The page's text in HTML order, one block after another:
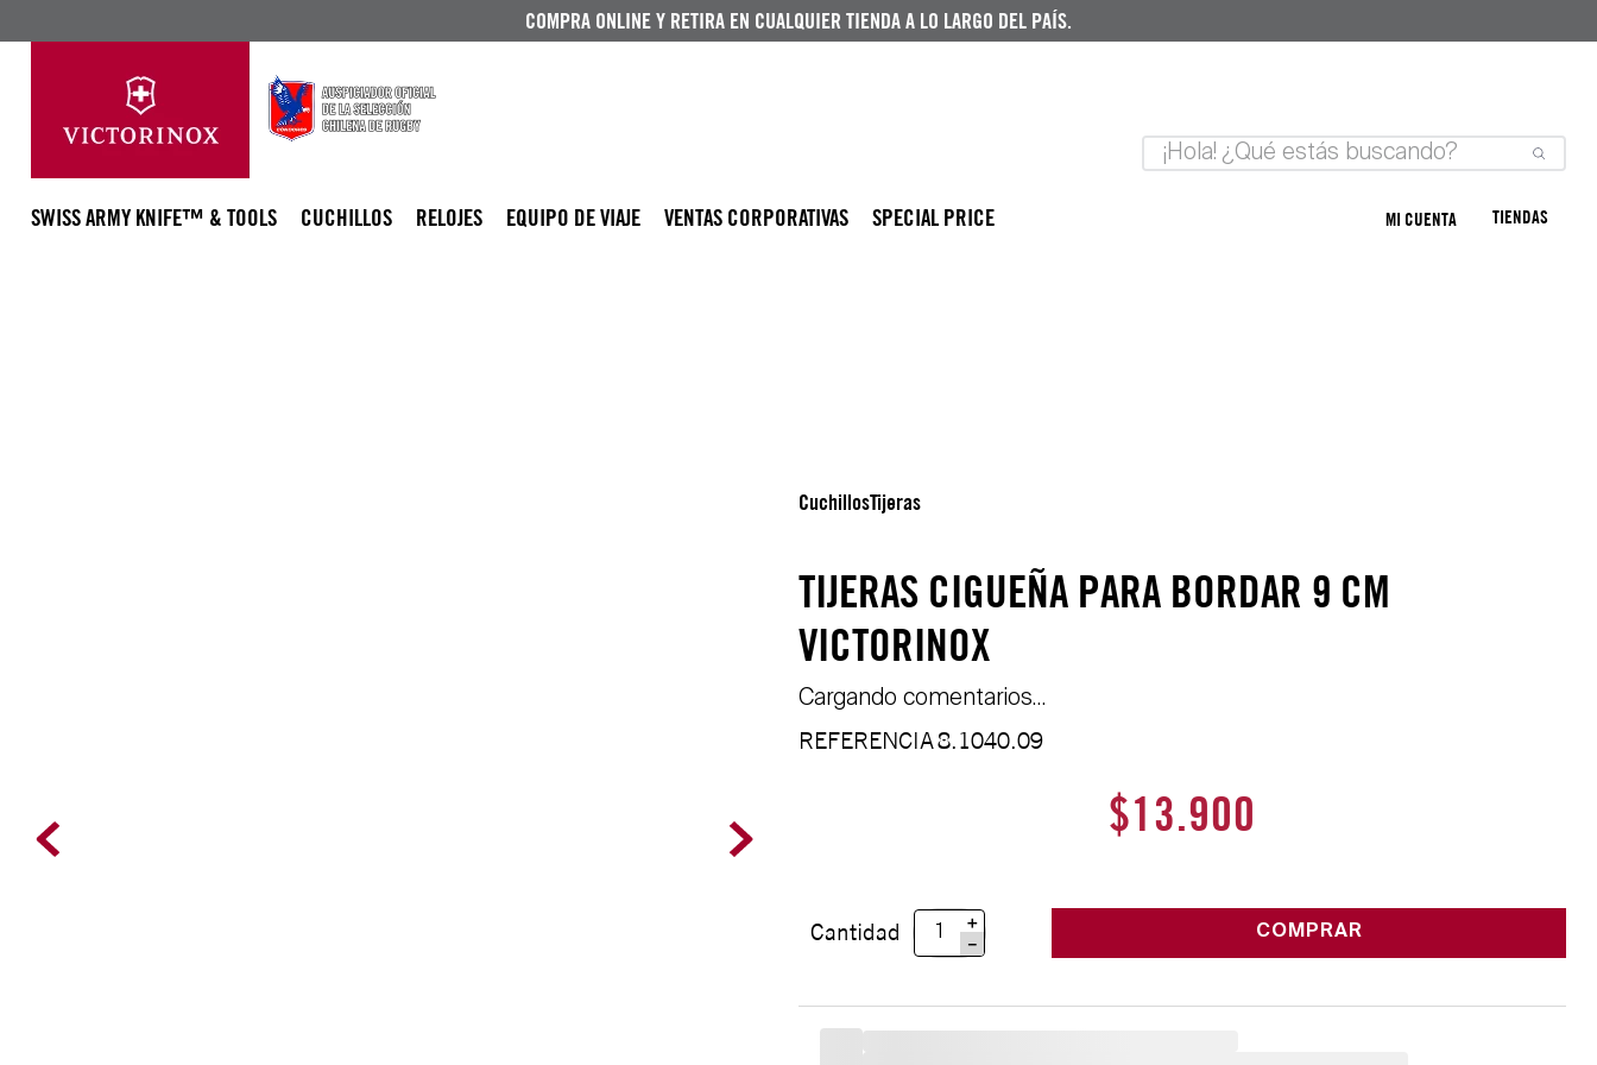
COMPRA ONLINE Y RETIRA EN CUALQUIER TIENDA A LO LARGO DEL PAÍS.
SWISS ARMY KNIFE™ & TOOLS CUCHILLOS RELOJES EQUIPO DE VIAJE VENTAS CORPORATIVAS SPECIAL PRICE MI CUENTA TIENDAS
CuchillosTijeras
TIJERAS CIGUEÑA PARA BORDAR 9 CM
VICTORINOX
Cargando comentarios…
REFERENCIA8.1040.09
$13.900
Cantidad
＋
－
COMPRAR